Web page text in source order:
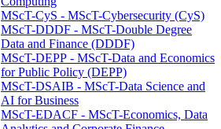
MScT-CyS - MScT-Cybersecurity (CyS)
MScT-DDDF - MScT-Double Degree
Data and Finance (DDDF)
MScT-DEPP - MScT-Data and Economics
for Public Policy (DEPP)
MScT-DSAIB - MScT-Data Science and
AI for Business
MScT-EDACF - MScT-Economics, Data